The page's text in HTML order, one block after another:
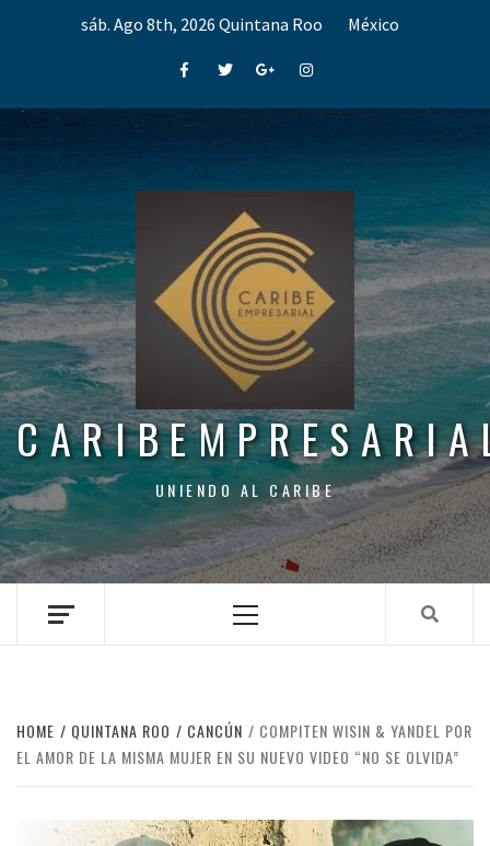
sáb. Ago 8th, 2026 Quintana Roo México
FacebookTwitterGoogle+Instagram
UNIENDO AL CARIBE
Menu
HOME QUINTANA ROO CANCÚN
COMPITEN WISIN & YANDEL POR
EL AMOR DE LA MISMA MUJER EN SU NUEVO VIDEO “NO SE OLVIDA”